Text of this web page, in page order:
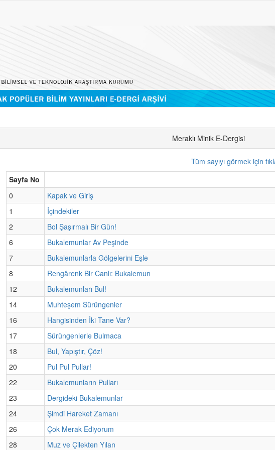
Meraklı Minik E-Dergisi
Tüm sayıyı görmek için
Sayfa No
0
Kapak ve Giriş
1
İçindekiler
2
Bol Şaşırmalı Bir Gün!
6
Bukalemunlar Av Peşinde
7
Bukalemunlarla Gölgelerini Eşle
8
Rengârenk Bir Canlı: Bukalemun
12
Bukalemunları Bul!
14
Muhteşem Sürüngenler
16
Hangisinden İki Tane Var?
17
Sürüngenlerle Bulmaca
18
Bul, Yapıştır, Çöz!
20
Pul Pul Pullar!
22
Bukalemunların Pulları
23
Dergideki Bukalemunlar
24
Şimdi Hareket Zamanı
26
Çok Merak Ediyorum
28
Muz ve Çilekten Yılan